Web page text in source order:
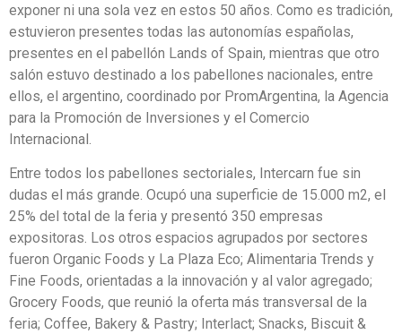
exponer ni una sola vez en estos 50 años. Como es tradición,
estuvieron presentes todas las autonomías españolas,
presentes en el pabellón Lands of Spain, mientras que otro
salón estuvo destinado a los pabellones nacionales, entre
ellos, el argentino, coordinado por PromArgentina, la Agencia
para la Promoción de Inversiones y el Comercio
Internacional.
Entre todos los pabellones sectoriales, Intercarn fue sin
dudas el más grande. Ocupó una superficie de 15.000 m2, el
25% del total de la feria y presentó 350 empresas
expositoras. Los otros espacios agrupados por sectores
fueron Organic Foods y La Plaza Eco; Alimentaria Trends y
Fine Foods, orientadas a la innovación y al valor agregado;
Grocery Foods, que reunió la oferta más transversal de la
feria; Coffee, Bakery & Pastry; Interlact; Snacks, Biscuit &